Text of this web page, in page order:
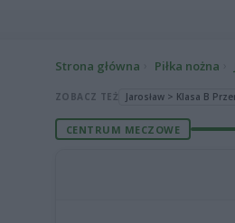
Strona główna Piłka nożna
ZOBACZ TEŻ Jarosław > Klasa B
CENTRUM MECZOWE